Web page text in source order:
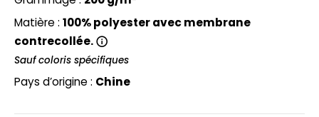
LABEL / TEAR AWAY
ROW
OF THE LOOM
OF THE LOOM VINTAGE
Emmanchures resserrées et élastiquées pour
protection contre le froid.
Matière : 100% polyester avec membrane
contrecollée.
Sauf coloris spécifiques
Pays d’origine : Chine